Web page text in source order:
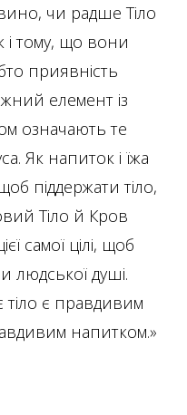
вино, чи радше Тіло
і тому, що вони
приявність
елемент із
означають те
Як напиток і їжа
піддержати тіло,
Тіло й Кров
самої цілі, щоб
людської душі.
тіло є правдивим
напитком.»